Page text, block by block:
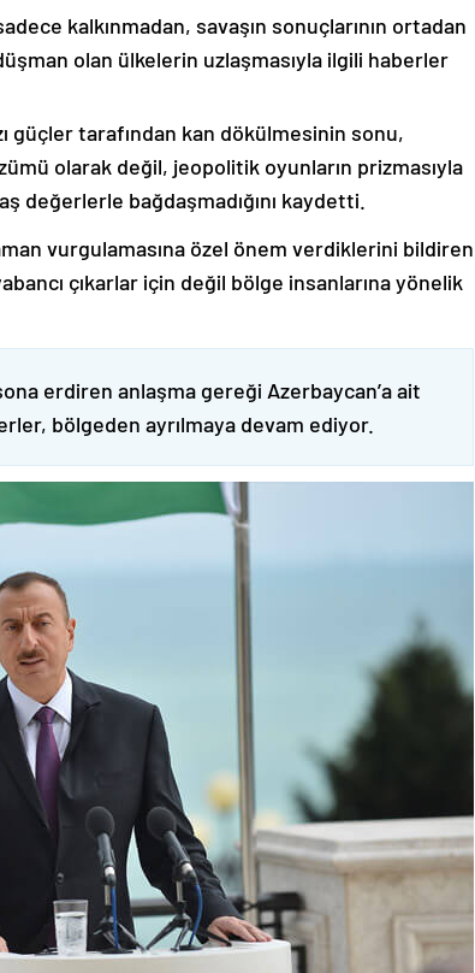
kalkınmadan, savaşın sonuçlarının ortadan
olan ülkelerin uzlaşmasıyla ilgili haberler
güçler tarafından kan dökülmesinin sonu,
olarak değil, jeopolitik oyunların prizmasıyla
değerlerle bağdaşmadığını kaydetti.
vurgulamasına özel önem verdiklerini bildiren
çıkarlar için değil bölge insanlarına yönelik
erdiren anlaşma gereği Azerbaycan’a ait
bölgeden ayrılmaya devam ediyor.